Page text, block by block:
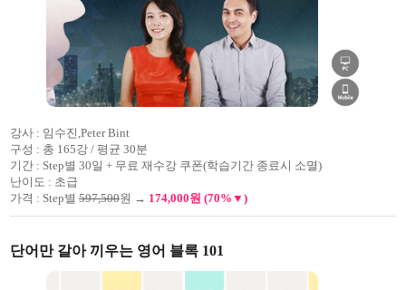
강사 : 임수진,Peter Bint
구성 : 총 165강 / 평균 30분
기간 : Step별 30일 + 무료 재수강 쿠폰(학습기간 종료시 소멸)
난이도 : 초급
가격 : Step별 597,500원 → 174,000원 (70%▼)
단어만 갈아 끼우는 영어 블록 101